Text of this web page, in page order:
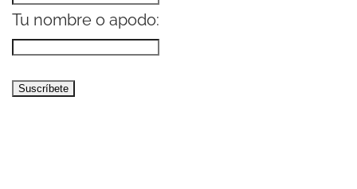
Tu nombre o apodo: